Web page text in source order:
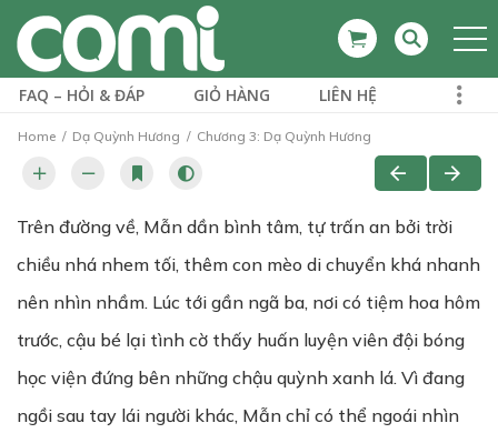
FAQ – HỎI & ĐÁP GIỎ HÀNG LIÊN HỆ
Home Dạ Quỳnh Hương Chương 3: Dạ Quỳnh Hương
Trên đường về, Mẫn dần bình tâm, tự trấn an bởi trời
chiều nhá nhem tối, thêm con mèo di chuyển khá nhanh
nên nhìn nhầm. Lúc tới gần ngã ba, nơi có tiệm hoa hôm
trước, cậu bé lại tình cờ thấy huấn luyện viên đội bóng
học viện đứng bên những chậu quỳnh xanh lá. Vì đang
ngồi sau tay lái người khác, Mẫn chỉ có thể ngoái nhìn